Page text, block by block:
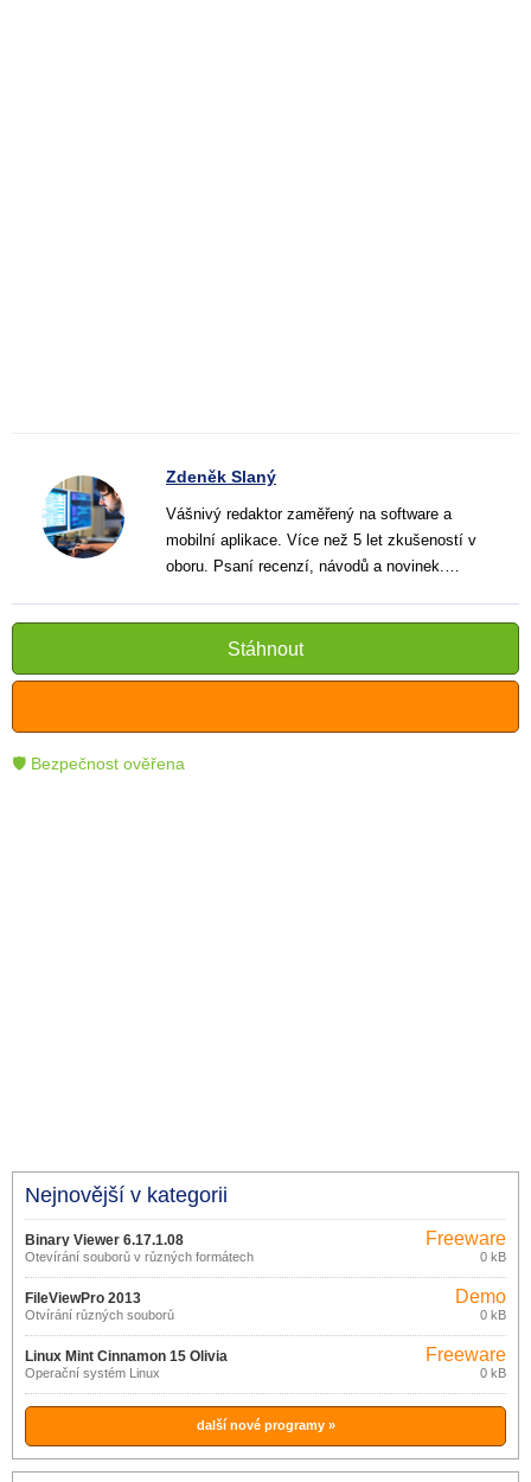
Zdeněk Slaný
Vášnivý redaktor zaměřený na software a
mobilní aplikace. Více než 5 let zkušeností v
oboru. Psaní recenzí, návodů a novinek.
pomáhají čtenářům lépe porozumět a využít
moderní technologie.
Stáhnout
🛡 Bezpečnost ověřena
Nejnovější v kategorii
Binary Viewer 6.17.1.08
Otevírání souborů v různých formátech
Freeware
0 kB
FileViewPro 2013
Otvírání různých souborů
Demo
0 kB
Linux Mint Cinnamon 15 Olivia
Operační systém Linux
Freeware
0 kB
další nové programy »